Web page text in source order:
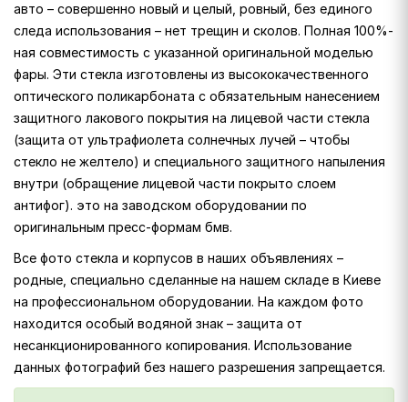
авто – совершенно новый и целый, ровный, без единого
следа использования – нет трещин и сколов. Полная 100%-
ная совместимость с указанной оригинальной моделью
фары. Эти стекла изготовлены из высококачественного
оптического поликарбоната с обязательным нанесением
защитного лакового покрытия на лицевой части стекла
(защита от ультрафиолета солнечных лучей – чтобы
стекло не желтело) и специального защитного напыления
внутри (обращение лицевой части покрыто слоем
антифог). это на заводском оборудовании по
оригинальным пресс-формам бмв.
Все фото стекла и корпусов в наших объявлениях –
родные, специально сделанные на нашем складе в Киеве
на профессиональном оборудовании. На каждом фото
находится особый водяной знак – защита от
несанкционированного копирования. Использование
данных фотографий без нашего разрешения запрещается.